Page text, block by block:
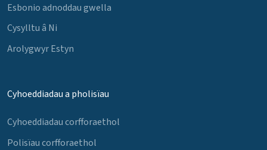
Esbonio adnoddau gwella
Cysylltu â Ni
Arolygwyr Estyn
Cyhoeddiadau a pholisïau
Cyhoeddiadau corfforaethol
Polisïau corfforaethol